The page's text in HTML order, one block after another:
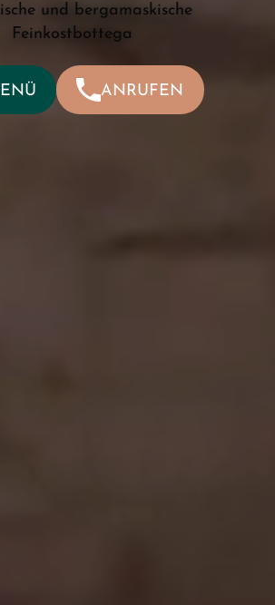
und bergamaskische
Feinkostbottega
ANRUFEN